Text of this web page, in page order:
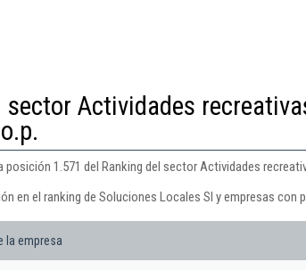
sector Actividades
1.571 del Ranking del sector Actividades
en el ranking de Soluciones Locales Sl y empresas con
la empresa